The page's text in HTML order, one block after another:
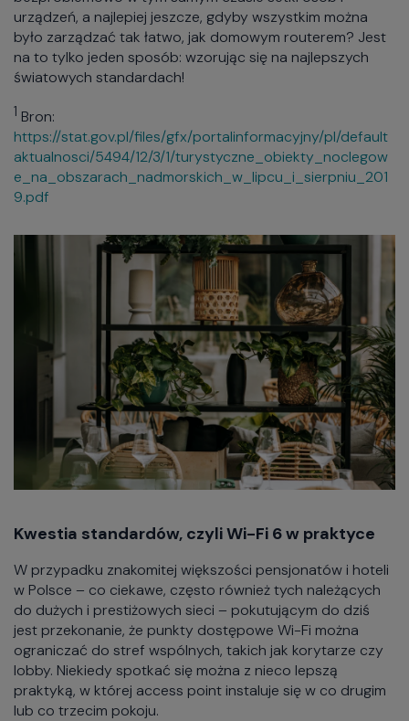
urządzeń, a najlepiej jeszcze, gdyby wszystkim można
było zarządzać tak łatwo, jak domowym routerem? Jest
na to tylko jeden sposób: wzorując się na najlepszych
światowych standardach!
1 Bron:
https://stat.gov.pl/files/gfx/portalinformacyjny/pl/default
aktualnosci/5494/12/3/1/turystyczne_obiekty_noclegow
e_na_obszarach_nadmorskich_w_lipcu_i_sierpniu_201
9.pdf
Kwestia standardów, czyli Wi-Fi 6 w praktyce
W przypadku znakomitej większości pensjonatów i hoteli
w Polsce – co ciekawe, często również tych należących
do dużych i prestiżowych sieci – pokutującym do dziś
jest przekonanie, że punkty dostępowe Wi-Fi można
ograniczać do stref wspólnych, takich jak korytarze czy
lobby. Niekiedy spotkać się można z nieco lepszą
praktyką, w której access point instaluje się w co drugim
lub co trzecim pokoju.